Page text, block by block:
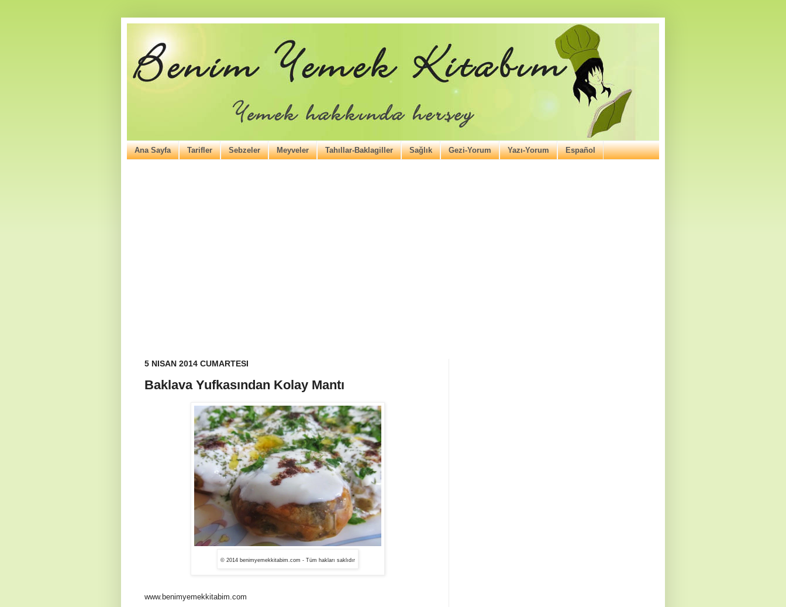
Ana Sayfa Tarifler Sebzeler Meyveler Tahıllar-Baklagiller Sağlık Gezi-Yorum Yazı-Yorum Español
5 NISAN 2014 CUMARTESI
Baklava Yufkasından Kolay Mantı
© 2014 benimyemekkitabim.com - Tüm hakları saklıdır
www.benimyemekkitabim.com